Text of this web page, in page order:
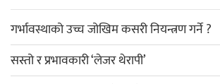
गर्भावस्थाको उच्च जोखिम कसरी नियन्त्रण गर्ने ?
सस्तो र प्रभावकारी ‘लेजर थेरापी’